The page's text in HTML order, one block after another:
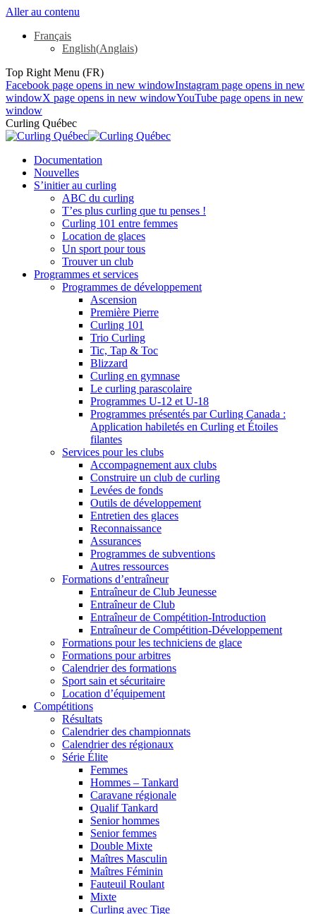
Aller au contenu
Français
English(Anglais)
Top Right Menu (FR)
Facebook page opens in new windowInstagram page opens in new
windowX page opens in new windowYouTube page opens in new
window
Curling Québec
Documentation
Nouvelles
S’initier au curling
ABC du curling
T’es plus curling que tu penses !
Curling 101 entre femmes
Location de glaces
Un sport pour tous
Trouver un club
Programmes et services
Programmes de développement
Ascension
Première Pierre
Curling 101
Trio Curling
Tic, Tap & Toc
Blizzard
Curling en gymnase
Le curling parascolaire
Programmes U-12 et U-18
Programmes présentés par Curling Canada :
Application habiletés en Curling et Étoiles
filantes
Services pour les clubs
Accompagnement aux clubs
Construire un club de curling
Levées de fonds
Outils de développement
Entretien des glaces
Reconnaissance
Assurances
Programmes de subventions
Autres ressources
Formations d’entraîneur
Entraîneur de Club Jeunesse
Entraîneur de Club
Entraîneur de Compétition-Introduction
Entraîneur de Compétition-Développement
Formations pour les techniciens de glace
Formations pour arbitres
Calendrier des formations
Sport sain et sécuritaire
Location d’équipement
Compétitions
Résultats
Calendrier des championnats
Calendrier des régionaux
Série Élite
Femmes
Hommes – Tankard
Caravane régionale
Qualif Tankard
Senior hommes
Senior femmes
Double Mixte
Maîtres Masculin
Maîtres Féminin
Fauteuil Roulant
Mixte
Curling avec Tige